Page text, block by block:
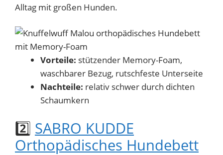
Alltag mit großen Hunden.
Vorteile: stützender Memory-Foam,
waschbarer Bezug, rutschfeste Unterseite
Nachteile: relativ schwer durch dichten
Schaumkern
2️⃣ SABRO KUDDE
Orthopädisches Hundebett